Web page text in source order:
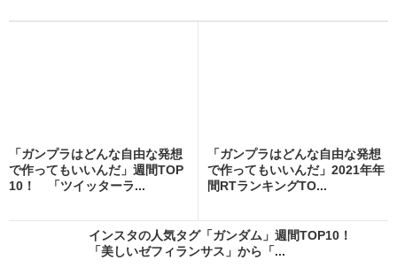
「ガンプラはどんな自由な発想
で作ってもいいんだ」週間TOP
10！ 「ツイッターラ...
「ガンプラはどんな自由な発想
で作ってもいいんだ」2021年年
間RTランキングTO...
インスタの人気タグ「ガンダム」週間TOP10！
「美しいゼフィランサス」から「...